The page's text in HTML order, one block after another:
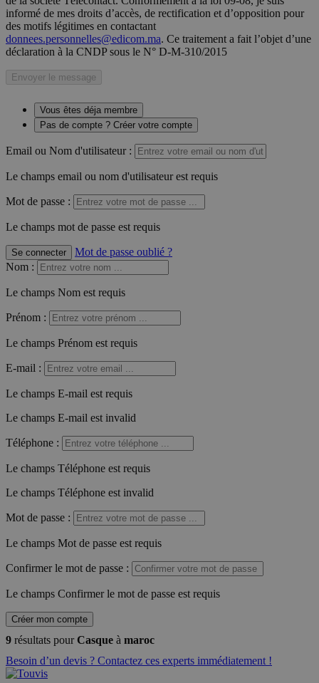
informé de mes droits d’accès, de rectification et d’opposition pour
des motifs légitimes en contactant
donnees.personnelles@edicom.ma. Ce traitement a fait l’objet d’une
déclaration à la CNDP sous le N° D-M-310/2015
Envoyer le message
Vous êtes déja membre
Pas de compte ? Créer votre compte
Email ou Nom d'utilisateur :
Le champs email ou nom d'utilisateur est requis
Mot de passe :
Le champs mot de passe est requis
Se connecter
Mot de passe oublié ?
Nom :
Le champs Nom est requis
Prénom :
Le champs Prénom est requis
E-mail :
Le champs E-mail est requis
Le champs E-mail est invalid
Téléphone :
Le champs Téléphone est requis
Le champs Téléphone est invalid
Mot de passe :
Le champs Mot de passe est requis
Confirmer le mot de passe :
Le champs Confirmer le mot de passe est requis
Créer mon compte
9 résultats pourCasque à maroc
Besoin d’un devis ? Contactez ces experts immédiatement !